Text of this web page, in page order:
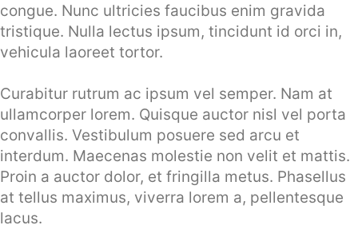
congue. Nunc ultricies faucibus enim gravida
tristique. Nulla lectus ipsum, tincidunt id orci in,
vehicula laoreet tortor.
Curabitur rutrum ac ipsum vel semper. Nam at
ullamcorper lorem. Quisque auctor nisl vel porta
convallis. Vestibulum posuere sed arcu et
interdum. Maecenas molestie non velit et mattis.
Proin a auctor dolor, et fringilla metus. Phasellus
at tellus maximus, viverra lorem a, pellentesque
lacus.